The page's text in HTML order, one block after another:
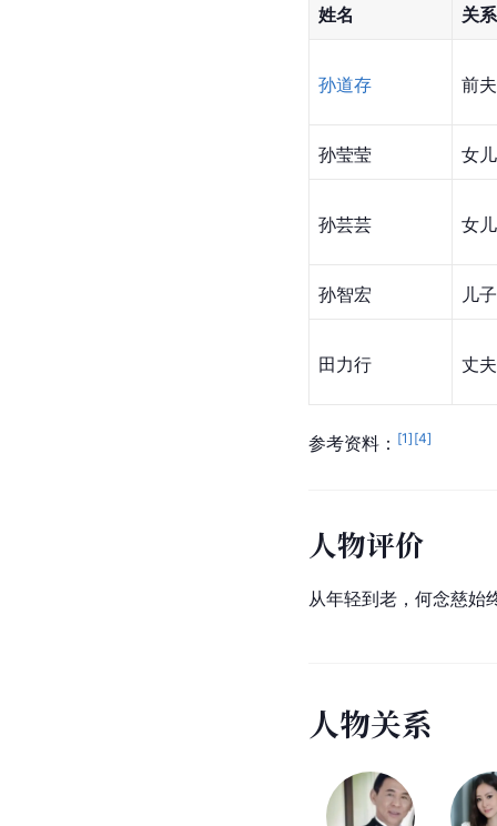
姓名 关系
孙道存 前夫
孙莹莹 女儿
孙芸芸 女儿
孙智宏 儿子
田力行 丈夫
参考资料： [1] [4]
人物评价
从年轻到老，何念慈
人物关系